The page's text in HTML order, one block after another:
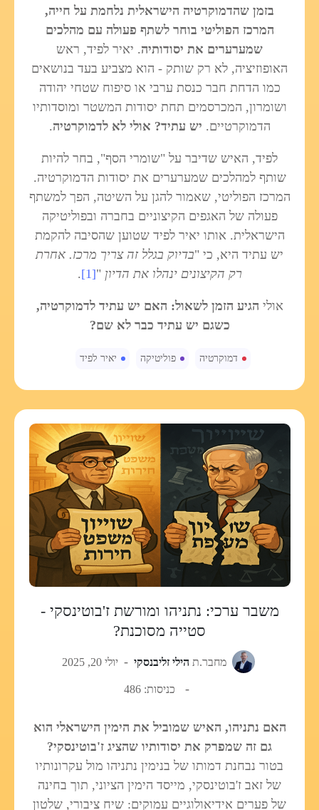
בזמן שהדמוקרטיה הישראלית נלחמת על חייה,
המרכז הפוליטי בוחר לשתף פעולה עם מהלכים
שמערערים את יסודותיה. יאיר לפיד, ראש
האופוזיציה, לא רק שותק - הוא מצביע בעד בנושאים
כמו הדחת חבר כנסת ערבי או סיפוח שטחי יהודה
ושומרון, המכרסמים תחת יסודות המשטר ומוסדותיו
הדמוקרטיים. יש עתיד? אולי לא לדמוקרטיה.
לפיד, האיש שדיבר על "שומרי הסף", בחר להיות
שותף למהלכים שמערערים את יסודות הדמוקרטיה.
המרכז הפוליטי, שאמור להגן על השיטה, הפך למשתף
פעולה של האגפים הקיצוניים בחברה ובפוליטיקה
הישראלית. אותו יאיר לפיד שטוען שהסיבה להקמת
יש עתיד היא, כי "בדיוק בגלל זה צריך מרכז. אחרת
רק הקיצונים ינהלו את הדיון "
[1]
.
אולי הגיע הזמן לשאול: האם יש עתיד לדמוקרטיה,
כשגם יש עתיד כבר לא שם?
דמוקרטיה פוליטיקה יאיר לפיד
משבר ערכי: נתניהו ומורשת ז'בוטינסקי -
סטייה מסוכנת?
מחבר.ת הילי זליבנסקי יולי 20, 2025
כניסות: 486
האם נתניהו, האיש שמוביל את הימין הישראלי הוא
גם זה שמפרק את יסודותיו שהציג ז'בוטינסקי?
בטור נבחנת דמותו של בנימין נתניהו מול עקרונותיו
של זאב ז'בוטינסקי, מייסד הימין הציוני, תוך בחינה
של פערים אידיאולוגיים עמוקים: שיח ציבורי, שלטון